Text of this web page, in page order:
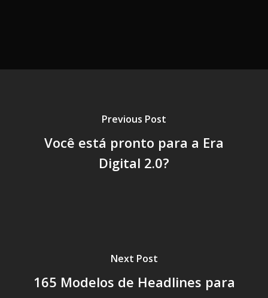
Previous Post
Você está pronto para a Era
Digital 2.0?
Next Post
165 Modelos de Headlines para